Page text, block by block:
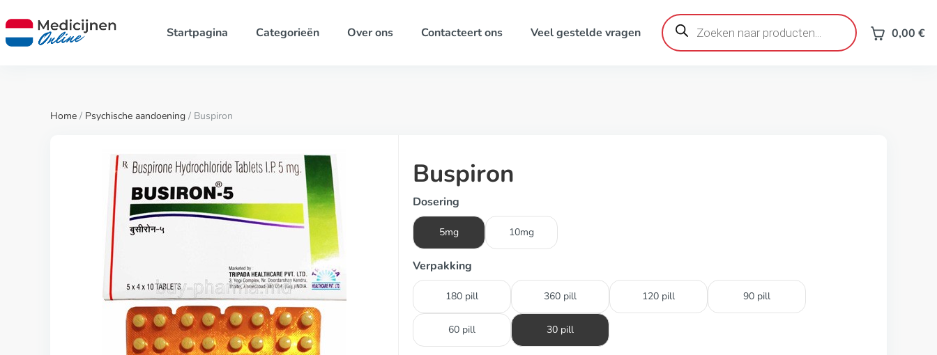
Startpagina Categorieën Over ons Contacteert ons Veel gestelde vragen
Producten
zoeken 0,00 €
Home / Psychische aandoening / Buspiron
Buspiron
Dosering
5mg 10mg
Verpakking
180 pill 360 pill 120 pill 90 pill
60 pill 30 pill